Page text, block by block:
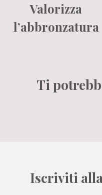
Valorizza
l’abbronzatura
Ti
Iscriviti